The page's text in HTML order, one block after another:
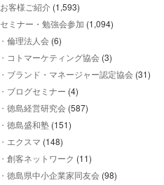
お客様ご紹介 (1,593)
セミナー・勉強会参加 (1,094)
倫理法人会 (6)
コトマーケティング協会 (3)
ブランド・マネージャー認定協会 (31)
ブログセミナー (4)
徳島経営研究会 (587)
徳島盛和塾 (151)
エクスマ (148)
創客ネットワーク (11)
徳島県中小企業家同友会 (98)